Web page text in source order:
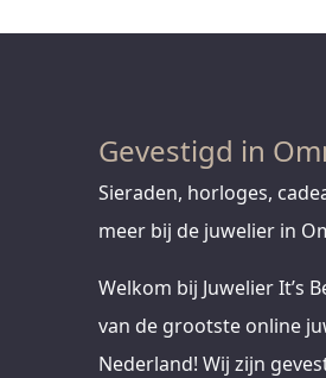
Gevestigd in
Sieraden, horloges,
meer bij de juwelier in
Welkom bij Juwelier It’s
van de grootste online
Nederland! Wij zijn